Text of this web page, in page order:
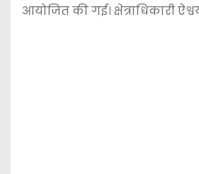
आयोजित की गई। क्षेत्राधिकारी